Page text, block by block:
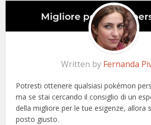
Written by Fernanda
Potresti ottenere qualsiasi pokémon
ma se stai cercando il consiglio di un
della migliore per le tue esigenze, allora
posto giusto.